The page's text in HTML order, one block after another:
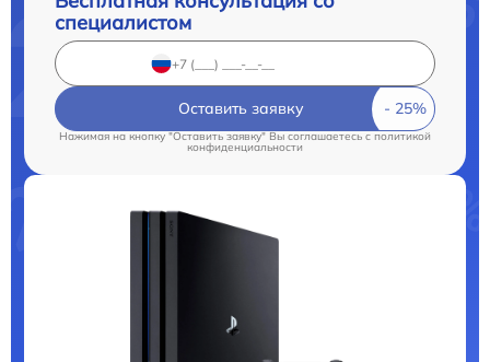
специалистом
Оставить заявку
Нажимая на кнопку "Оставить заявку" Вы соглашаетесь cполитикой
конфиденциальности